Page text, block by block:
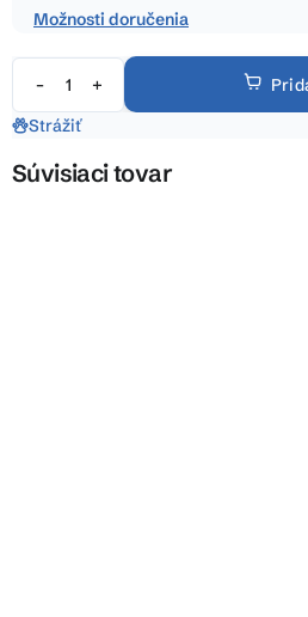
Možnosti doručenia
Strážiť
Súvisiaci tovar